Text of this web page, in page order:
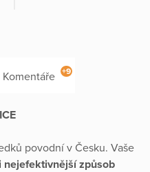
Komentáře +9
povodní v Česku. Vaše
nejefektivnější způsob